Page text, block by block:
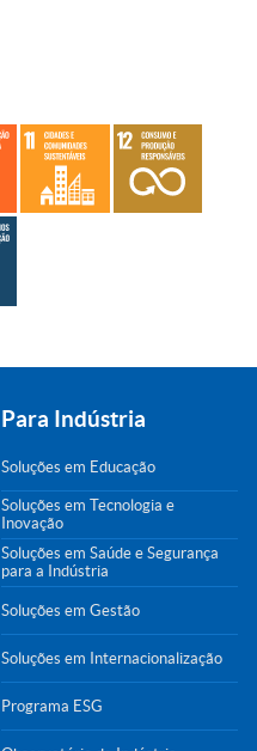
Para Indústria
Soluções em Educação
Soluções em Tecnologia e
Inovação
Soluções em Saúde e Segurança
para a Indústria
Soluções em Gestão
Soluções em Internacionalização
Programa ESG